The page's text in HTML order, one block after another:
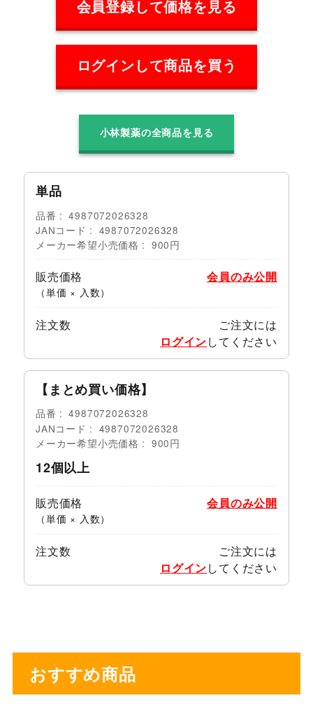
会員登録して価格を見る
ログインして商品を買う
小林製薬の全商品を見る
単品
品番
4987072026328
JANコード
4987072026328
メーカー希望小売価格
900円
販売価格
（単価 × 入数）
会員のみ公開
注文数
ご注文には
ログインしてください
【まとめ買い価格】
品番
4987072026328
JANコード
4987072026328
メーカー希望小売価格
900円
12個以上
販売価格
（単価 × 入数）
会員のみ公開
注文数
ご注文には
ログインしてください
おすすめ商品